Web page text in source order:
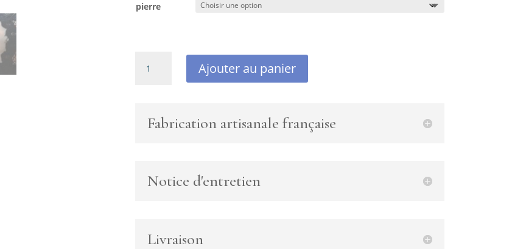
pierre
amazonite
Bohème
Ajouter au panier
Fabrication artisanale française
Notice d'entretien
Livraison